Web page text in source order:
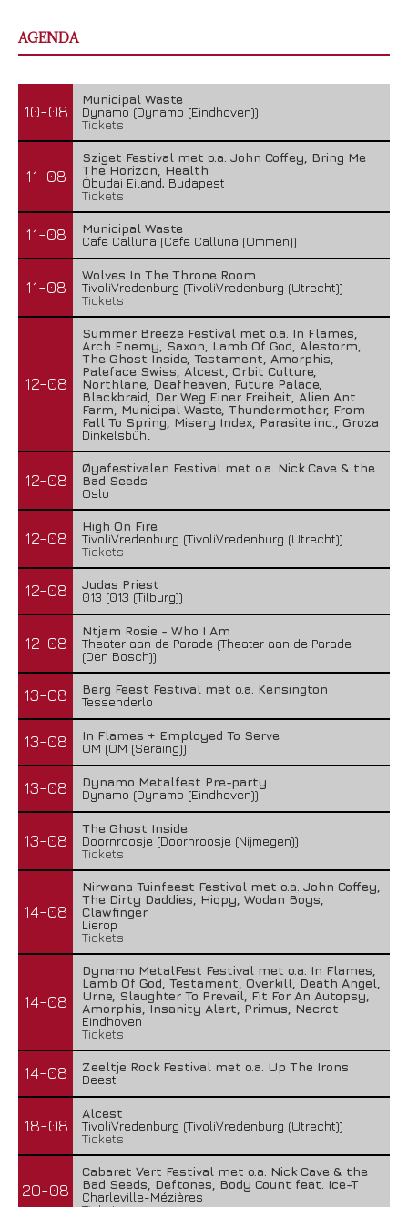
AGENDA
10-08
Municipal Waste
Dynamo (Dynamo (Eindhoven))
Tickets
11-08
Sziget Festival met o.a. John Coffey, Bring Me
The Horizon, Health
Óbudai Eiland, Budapest
Tickets
11-08
Municipal Waste
Cafe Calluna (Cafe Calluna (Ommen))
11-08
Wolves In The Throne Room
TivoliVredenburg (TivoliVredenburg (Utrecht))
Tickets
12-08
Summer Breeze Festival met o.a. In Flames,
Arch Enemy, Saxon, Lamb Of God, Alestorm,
The Ghost Inside, Testament, Amorphis,
Paleface Swiss, Alcest, Orbit Culture,
Northlane, Deafheaven, Future Palace,
Blackbraid, Der Weg Einer Freiheit, Alien Ant
Farm, Municipal Waste, Thundermother, From
Fall To Spring, Misery Index, Parasite inc., Groza
Dinkelsbühl
12-08
Øyafestivalen Festival met o.a. Nick Cave & the
Bad Seeds
Oslo
12-08
High On Fire
TivoliVredenburg (TivoliVredenburg (Utrecht))
Tickets
12-08
Judas Priest
013 (013 (Tilburg))
12-08
Ntjam Rosie - Who I Am
Theater aan de Parade (Theater aan de Parade
(Den Bosch))
13-08
Berg Feest Festival met o.a. Kensington
Tessenderlo
13-08
In Flames + Employed To Serve
OM (OM (Seraing))
13-08
Dynamo Metalfest Pre-party
Dynamo (Dynamo (Eindhoven))
13-08
The Ghost Inside
Doornroosje (Doornroosje (Nijmegen))
Tickets
14-08
Nirwana Tuinfeest Festival met o.a. John Coffey,
The Dirty Daddies, Hiqpy, Wodan Boys,
Clawfinger
Lierop
Tickets
14-08
Dynamo MetalFest Festival met o.a. In Flames,
Lamb Of God, Testament, Overkill, Death Angel,
Urne, Slaughter To Prevail, Fit For An Autopsy,
Amorphis, Insanity Alert, Primus, Necrot
Eindhoven
Tickets
14-08
Zeeltje Rock Festival met o.a. Up The Irons
Deest
18-08
Alcest
TivoliVredenburg (TivoliVredenburg (Utrecht))
Tickets
20-08
Cabaret Vert Festival met o.a. Nick Cave & the
Bad Seeds, Deftones, Body Count feat. Ice-T
Charleville-Mézières